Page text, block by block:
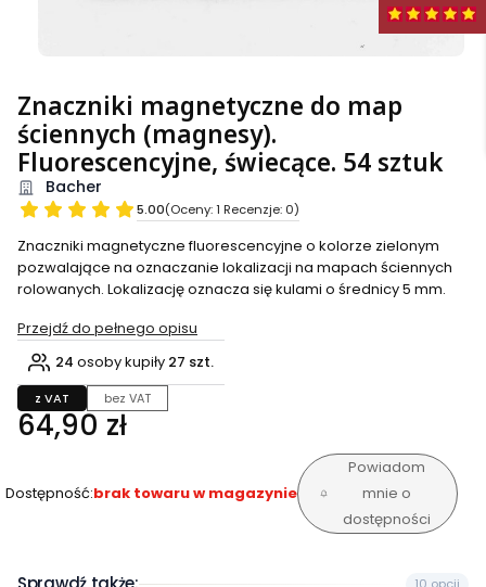
Znaczniki magnetyczne do map
ściennych (magnesy).
Fluorescencyjne, świecące. 54 sztuk
Bacher
5.00(Oceny: 1 Recenzje: 0)
Znaczniki magnetyczne fluorescencyjne o kolorze zielonym
pozwalające na oznaczanie lokalizacji na mapach ściennych
rolowanych. Lokalizację oznacza się kulami o średnicy 5 mm.
Przejdź do pełnego opisu
24 osoby kupiły 27 szt.
z VAT bez VAT
Cena
64,90 zł
Dostępność:brak towaru w magazynie
Powiadom
mnie o
dostępności